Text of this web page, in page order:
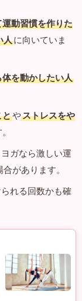
動習慣を作りた
人に向いていま
を動かしたい人
とやストレスをや
ガなら激しい運
があります。
れる回数かも確